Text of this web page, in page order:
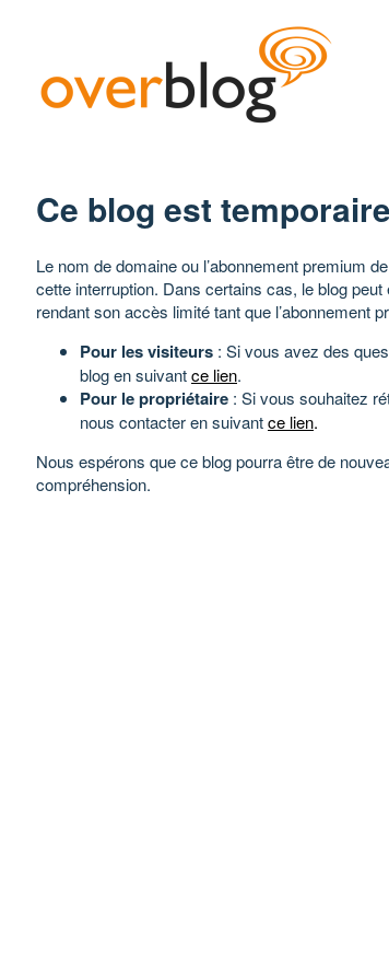
Ce blog est
Le nom de domaine ou l’abonnement premium
cette interruption. Dans certains cas, le blog
rendant son accès limité tant que l’abonnement
Pour les visiteurs : Si vous avez des
blog en suivantce lien.
Pour le propriétaire : Si vous souhaitez
nous contacter en suivantce lien.
Nous espérons que ce blog pourra être de
compréhension.